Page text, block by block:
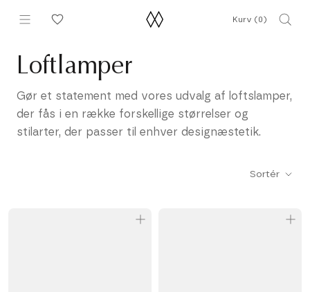
Kurv (0)
Loftlamper
Gør et statement med vores udvalg af loftslamper,
der fås i en række forskellige størrelser og
stilarter, der passer til enhver designæstetik.
Sortér